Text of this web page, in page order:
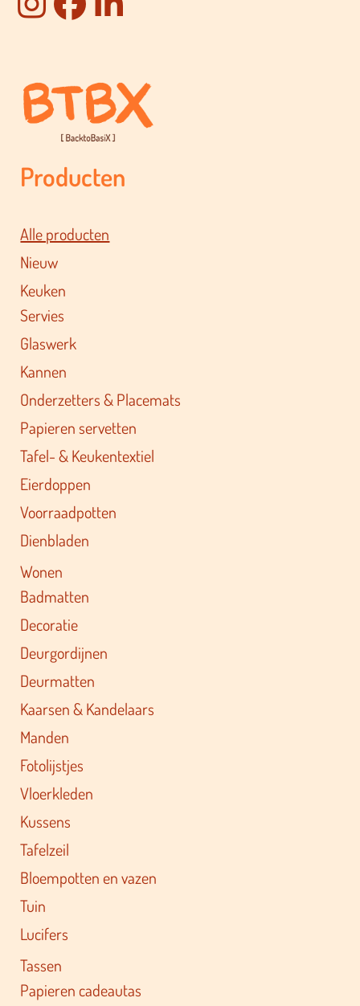
Producten
Alle producten
Nieuw
Keuken
Servies
Glaswerk
Kannen
Onderzetters & Placemats
Papieren servetten
Tafel- & Keukentextiel
Eierdoppen
Voorraadpotten
Dienbladen
Wonen
Badmatten
Decoratie
Deurgordijnen
Deurmatten
Kaarsen & Kandelaars
Manden
Fotolijstjes
Vloerkleden
Kussens
Tafelzeil
Bloempotten en vazen
Tuin
Lucifers
Tassen
Papieren cadeautas